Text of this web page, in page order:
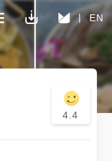
EN
4.4